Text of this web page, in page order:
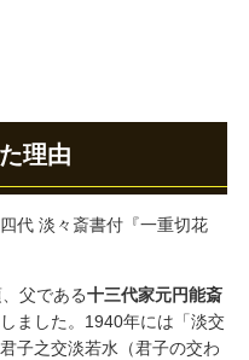
理由
代 淡々斎書付『一重切花
父である十三代家元円能斎
ました。1940年には「淡交
子之交淡若水（君子の交わ